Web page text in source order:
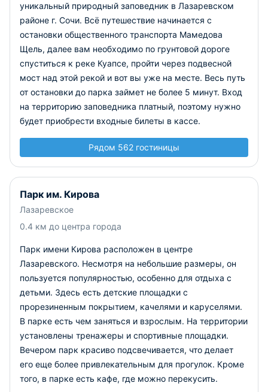
уникальный природный заповедник в Лазаревском
районе г. Сочи. Всё путешествие начинается с
остановки общественного транспорта Мамедова
Щель, далее вам необходимо по грунтовой дороге
спуститься к реке Куапсе, пройти через подвесной
мост над этой рекой и вот вы уже на месте. Весь путь
от остановки до парка займет не более 5 минут. Вход
на территорию заповедника платный, поэтому нужно
будет приобрести входные билеты в кассе.
Рядом 562 гостиницы
Парк им. Кирова
Лазаревское
0.4 км до центра города
Парк имени Кирова расположен в центре
Лазаревского. Несмотря на небольшие размеры, он
пользуется популярностью, особенно для отдыха с
детьми. Здесь есть детские площадки с
прорезиненным покрытием, качелями и каруселями.
В парке есть чем заняться и взрослым. На территории
установлены тренажеры и спортивные площадки.
Вечером парк красиво подсвечивается, что делает
его еще более привлекательным для прогулок. Кроме
того, в парке есть кафе, где можно перекусить.